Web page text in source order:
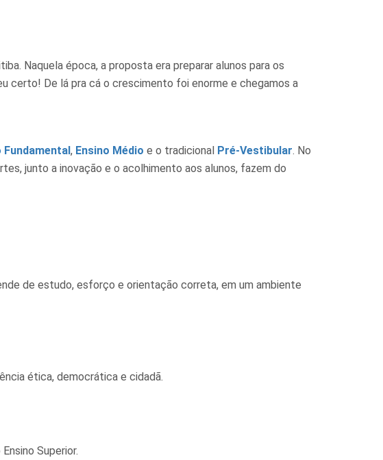
Naquela época, a proposta era preparar alunos para os
certo! De lá pra cá o crescimento foi enorme e chegamos a
Fundamental, Ensino Médio e o tradicional Pré-Vestibular. No
junto a inovação e o acolhimento aos alunos, fazem do
de estudo, esforço e orientação correta, em um ambiente
ética, democrática e cidadã.
Superior.